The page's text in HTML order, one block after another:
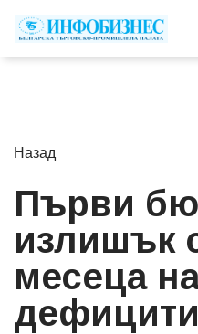
Назад
Първи
излишък
месеца
дефицити